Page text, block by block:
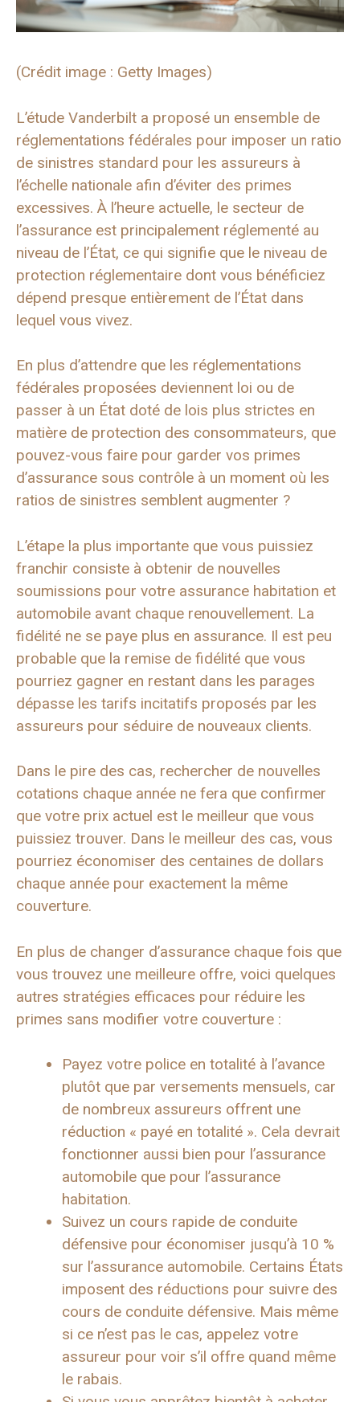
(Crédit image : Getty Images)
L’étude Vanderbilt a proposé un ensemble de
réglementations fédérales pour imposer un ratio
de sinistres standard pour les assureurs à
l’échelle nationale afin d’éviter des primes
excessives. À l’heure actuelle, le secteur de
l’assurance est principalement réglementé au
niveau de l’État, ce qui signifie que le niveau de
protection réglementaire dont vous bénéficiez
dépend presque entièrement de l’État dans
lequel vous vivez.
En plus d’attendre que les réglementations
fédérales proposées deviennent loi ou de
passer à un État doté de lois plus strictes en
matière de protection des consommateurs, que
pouvez-vous faire pour garder vos primes
d’assurance sous contrôle à un moment où les
ratios de sinistres semblent augmenter ?
L’étape la plus importante que vous puissiez
franchir consiste à obtenir de nouvelles
soumissions pour votre assurance habitation et
automobile avant chaque renouvellement. La
fidélité ne se paye plus en assurance. Il est peu
probable que la remise de fidélité que vous
pourriez gagner en restant dans les parages
dépasse les tarifs incitatifs proposés par les
assureurs pour séduire de nouveaux clients.
Dans le pire des cas, rechercher de nouvelles
cotations chaque année ne fera que confirmer
que votre prix actuel est le meilleur que vous
puissiez trouver. Dans le meilleur des cas, vous
pourriez économiser des centaines de dollars
chaque année pour exactement la même
couverture.
En plus de changer d’assurance chaque fois que
vous trouvez une meilleure offre, voici quelques
autres stratégies efficaces pour réduire les
primes sans modifier votre couverture :
Payez votre police en totalité à l’avance
plutôt que par versements mensuels, car
de nombreux assureurs offrent une
réduction « payé en totalité ». Cela devrait
fonctionner aussi bien pour l’assurance
automobile que pour l’assurance
habitation.
Suivez un cours rapide de conduite
défensive pour économiser jusqu’à 10 %
sur l’assurance automobile. Certains États
imposent des réductions pour suivre des
cours de conduite défensive. Mais même
si ce n’est pas le cas, appelez votre
assureur pour voir s’il offre quand même
le rabais.